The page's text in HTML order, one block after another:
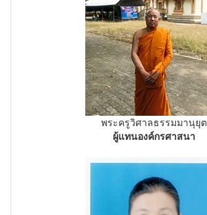
พระครูวิศาลธรรมมานุยุต
ผู้แทนองค์กรศาสนา